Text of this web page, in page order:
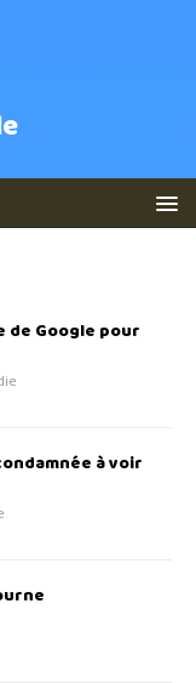
de Google pour
à voir